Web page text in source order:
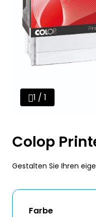
1 / 1
Colop
Gestalten Sie Ihren
Farbe